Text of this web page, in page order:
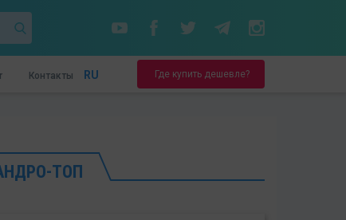
Контакты RU Где купить дешевле?
ТОП